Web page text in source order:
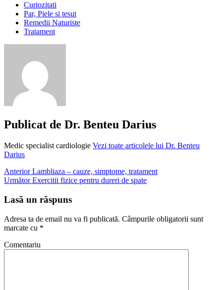
Curiozitati
Par, Piele si tesut
Remedii Naturiste
Tratament
taietura
infectata
julituri
taietura
la
taietura
la
taietura
la
taieturi
plaga
tratament
tratament
taieturi
Publicat de Dr. Benteu Darius
Medic specialist cardiologie Vezi toate articolele lui Dr. Benteu
Darius
Navigare
în
articole
AnteriorLambliaza – cauze, simptome, tratament
UrmătorExercitii fizice pentru dureri de spate
Lasă un răspuns
Adresa ta de email nu va fi publicată. Câmpurile obligatorii sunt
marcate cu *
Comentariu